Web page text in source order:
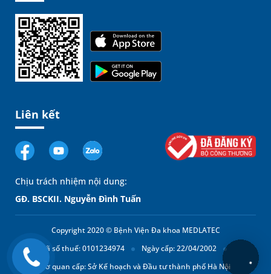
Liên kết
Chịu trách nhiệm nội dung:
GĐ. BSCKII. Nguyễn Đình Tuấn
Copyright 2020 © Bệnh Viện Đa khoa MEDLATEC
Mã số thuế: 0101234974
Ngày cấp: 22/04/2002
Cơ quan cấp: Sở Kế hoạch và Đầu tư thành phố Hà Nội